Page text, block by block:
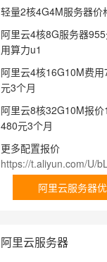
轻量2核4G4M服务器价
阿里云4核8G服务器
用算力u1
阿里云4核16G10M费
元3个月
阿里云8核32G10M报价
480元3个月
更多配置报价
https://t.aliyun.com/U/
阿里云服务器
阿里云服务器